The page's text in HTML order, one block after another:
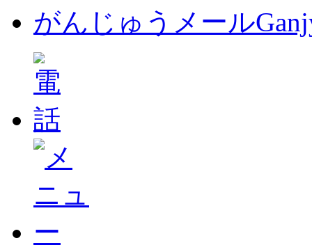
がんじゅうメール